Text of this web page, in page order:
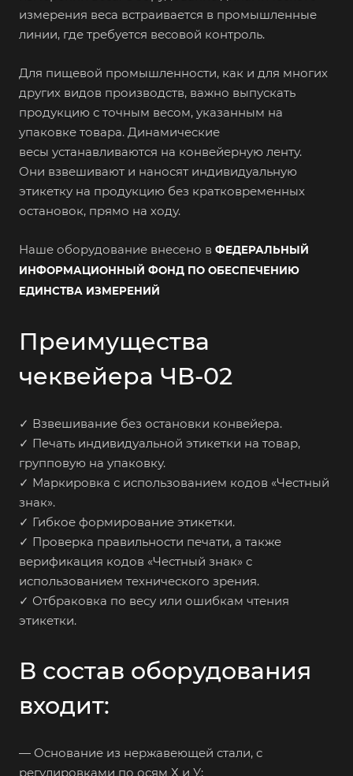
измерения веса встраивается в промышленные
линии, где требуется весовой контроль.
Для пищевой промышленности, как и для многих
других видов производств, важно выпускать
продукцию с точным весом, указанным на
упаковке товара. Динамические
весы устанавливаются на конвейерную ленту.
Они взвешивают и наносят индивидуальную
этикетку на продукцию без кратковременных
остановок, прямо на ходу.
Наше оборудование внесено в ФЕДЕРАЛЬНЫЙ
ИНФОРМАЦИОННЫЙ ФОНД ПО ОБЕСПЕЧЕНИЮ
ЕДИНСТВА ИЗМЕРЕНИЙ
Преимущества
чеквейера ЧВ-02
✓ Взвешивание без остановки конвейера.
✓ Печать индивидуальной этикетки на товар,
групповую на упаковку.
✓ Маркировка с использованием кодов «Честный
знак».
✓ Гибкое формирование этикетки.
✓ Проверка правильности печати, а также
верификация кодов «Честный знак» с
использованием технического зрения.
✓ Отбраковка по весу или ошибкам чтения
этикетки.
В состав оборудования
входит:
— Основание из нержавеющей стали, с
регулировками по осям Х и У;